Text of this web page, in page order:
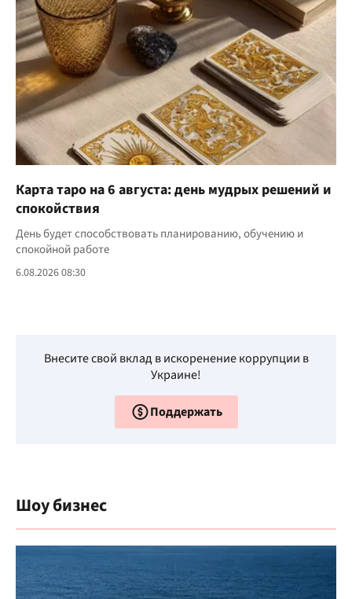
Карта таро на 6 августа: день мудрых решений и
спокойствия
День будет способствовать планированию, обучению и
спокойной работе
6.08.2026 08:30
Внесите свой вклад в искоренение коррупции в
Украине!
Поддержать
Шоу бизнес